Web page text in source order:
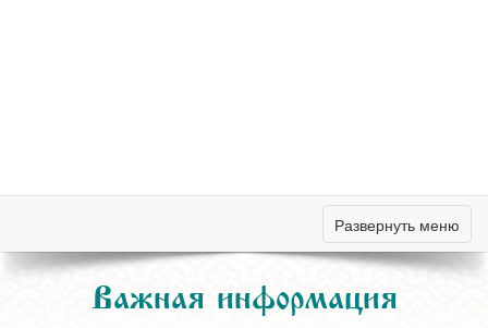
Развернуть меню
Важная информация